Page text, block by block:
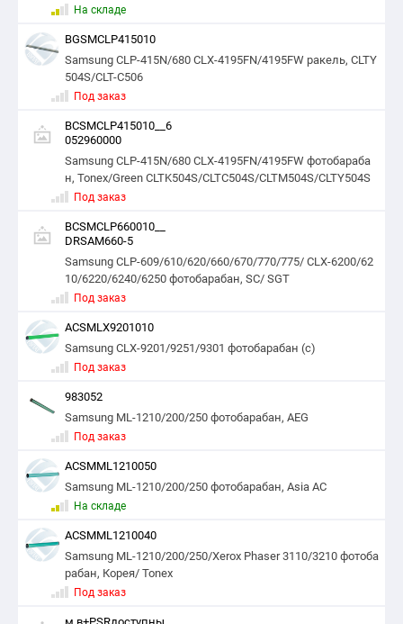
На складе
BGSMCLP415010
Samsung CLP-415N/680 CLX-4195FN/4195FW ракель, CLTY
504S/CLT-C506
Под заказ
BCSMCLP415010__6
052960000
Samsung CLP-415N/680 CLX-4195FN/4195FW фотобараба
н, Tonex/Green CLTK504S/CLTC504S/CLTM504S/CLTY504S
Под заказ
BCSMCLP660010__
DRSAM660-5
Samsung CLP-609/610/620/660/670/770/775/ CLX-6200/62
10/6220/6240/6250 фотобарабан, SC/ SGT
Под заказ
ACSMLX9201010
Samsung CLX-9201/9251/9301 фотобарабан (с)
Под заказ
983052
Samsung ML-1210/200/250 фотобарабан, AEG
Под заказ
ACSMML1210050
Samsung ML-1210/200/250 фотобарабан, Asia AC
На складе
ACSMML1210040
Samsung ML-1210/200/250/Xerox Phaser 3110/3210 фотоба
рабан, Корея/ Tonex
Под заказ
м.в+PSRдоступны